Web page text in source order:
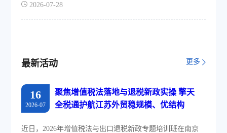
2026-07-28
最新活动 更多
16
2026-07
聚焦增值税法落地与退税新政实操 擎天
全税通护航江苏外贸稳规模、优结构
近日，2026年增值税法与出口退税新政专题培训班在南京